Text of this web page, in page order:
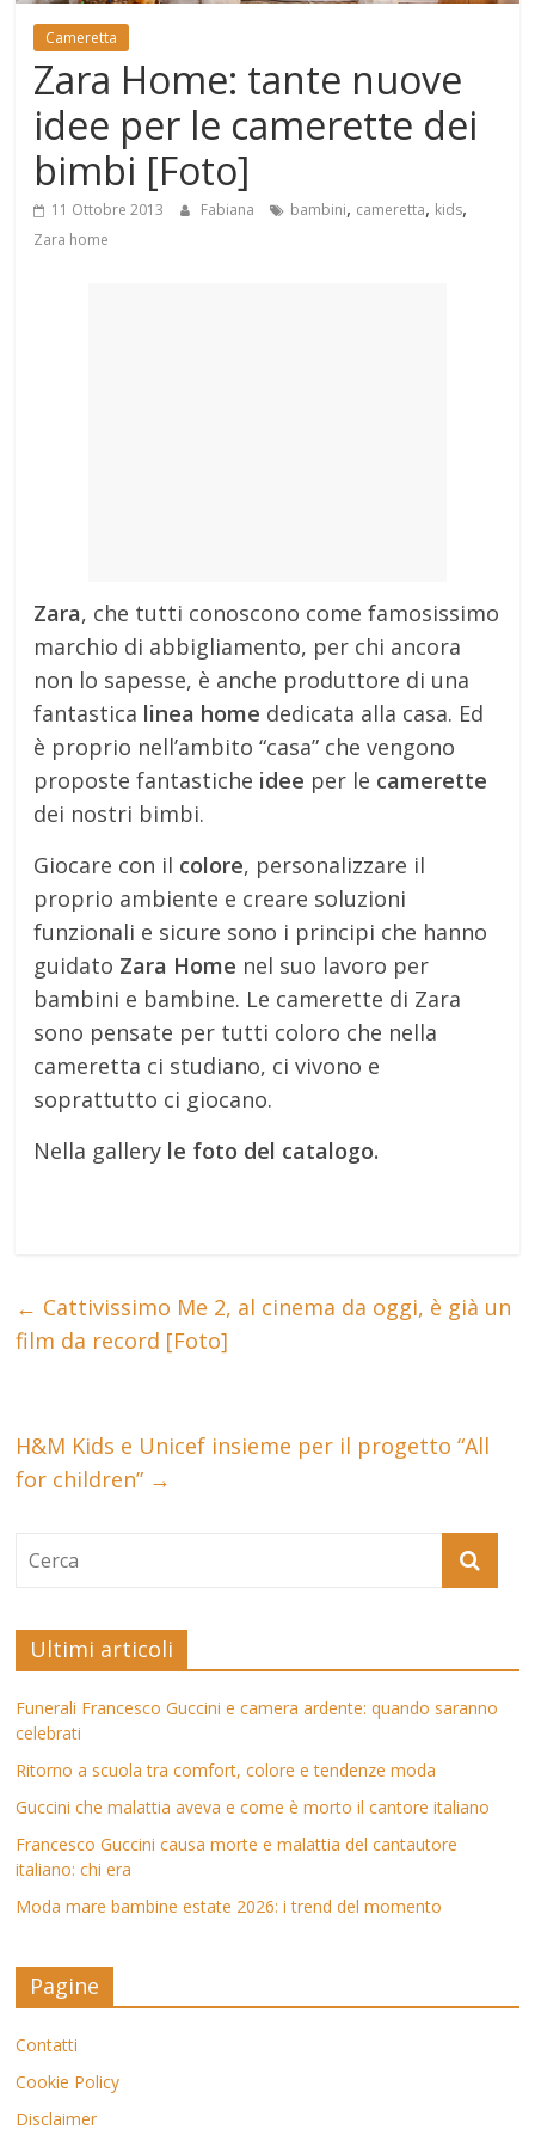
Mondo
Cameretta
Zara Home: tante nuove
idee per le camerette dei
bimbi [Foto]
11 Ottobre 2013 Fabiana bambini, cameretta, kids,
Zara home
Zara, che tutti conoscono come famosissimo
marchio di abbigliamento, per chi ancora
non lo sapesse, è anche produttore di una
fantastica linea home dedicata alla casa. Ed
è proprio nell’ambito “casa” che vengono
proposte fantastiche idee per le camerette
dei nostri bimbi.
Giocare con il colore, personalizzare il
proprio ambiente e creare soluzioni
funzionali e sicure sono i principi che hanno
guidato Zara Home nel suo lavoro per
bambini e bambine. Le camerette di Zara
sono pensate per tutti coloro che nella
cameretta ci studiano, ci vivono e
soprattutto ci giocano.
Nella gallery le foto del catalogo.
← Cattivissimo Me 2, al cinema da oggi, è già un
film da record [Foto]
H&M Kids e Unicef insieme per il progetto “All
for children” →
Ultimi articoli
Funerali Francesco Guccini e camera ardente: quando saranno
celebrati
Ritorno a scuola tra comfort, colore e tendenze moda
Guccini che malattia aveva e come è morto il cantore italiano
Francesco Guccini causa morte e malattia del cantautore
italiano: chi era
Moda mare bambine estate 2026: i trend del momento
Pagine
Contatti
Cookie Policy
Disclaimer